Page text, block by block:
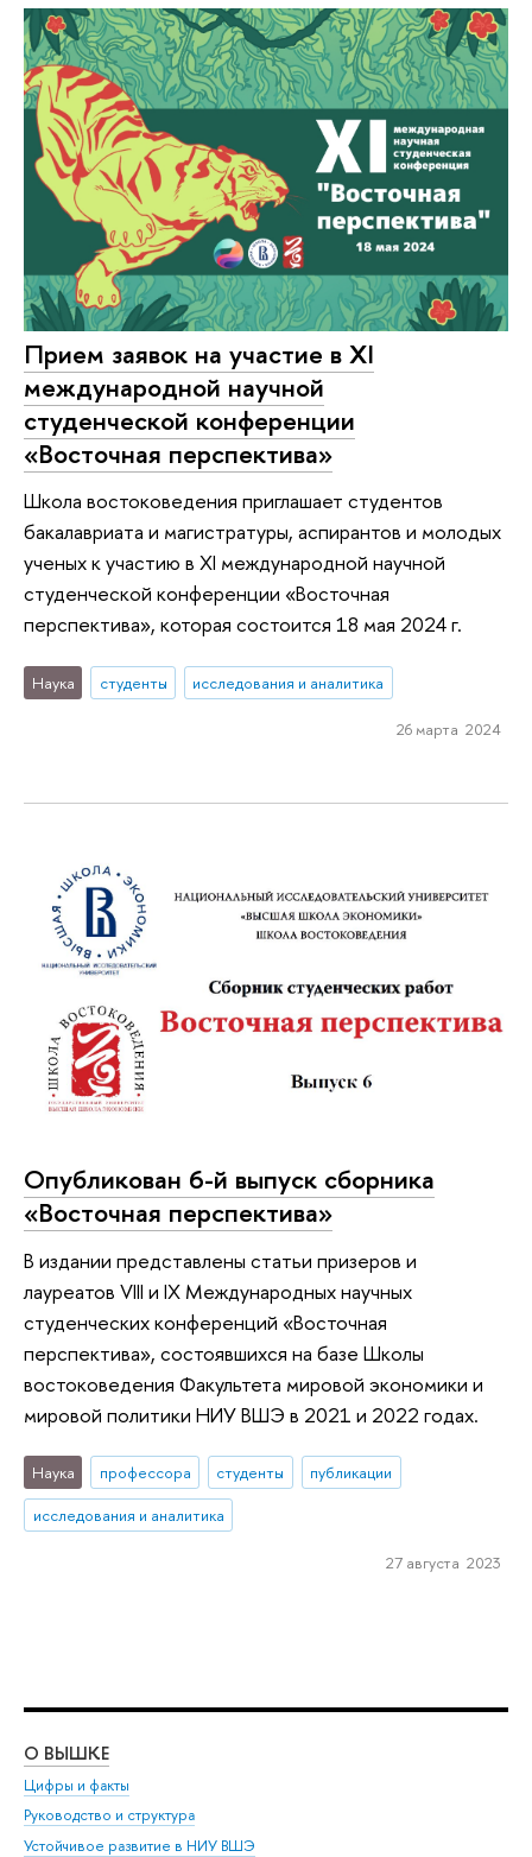
Прием заявок на участие в XI
международной научной
студенческой конференции
«Восточная перспектива»
Школа востоковедения приглашает студентов
бакалавриата и магистратуры, аспирантов и молодых
ученых к участию в XI международной научной
студенческой конференции «Восточная
перспектива», которая состоится 18 мая 2024 г.
Наука студенты исследования и аналитика
26 марта 2024
Опубликован 6-й выпуск сборника
«Восточная перспектива»
В издании представлены статьи призеров и
лауреатов VIII и IX Международных научных
студенческих конференций «Восточная
перспектива», состоявшихся на базе Школы
востоковедения Факультета мировой экономики и
мировой политики НИУ ВШЭ в 2021 и 2022 годах.
Наука профессора студенты
публикации
исследования и аналитика
27 августа 2023
О ВЫШКЕ
Цифры и факты
Руководство и структура
Устойчивое развитие в НИУ ВШЭ